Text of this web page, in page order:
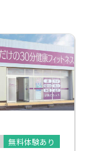
無料体験あり